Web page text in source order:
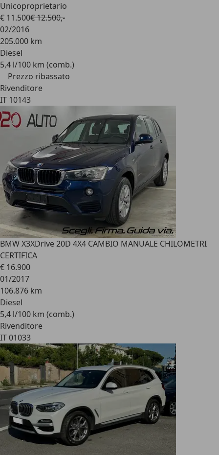
Unicoproprietario
€ 11.500€ 12.500,-
02/2016
205.000 km
Diesel
5,4 l/100 km (comb.)
Prezzo ribassato
Rivenditore
IT 10143
BMW X3XDrive 20D 4X4 CAMBIO MANUALE CHILOMETRI
CERTIFICA
€ 16.900
01/2017
106.876 km
Diesel
5,4 l/100 km (comb.)
Rivenditore
IT 01033